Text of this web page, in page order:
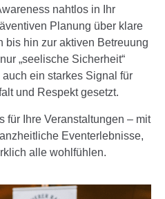
nahtlos in Ihr
Planung über klare
bis hin zur aktiven Betreuung
„seelische Sicherheit“
ein starkes Signal für
und Respekt gesetzt.
für Ihre Veranstaltungen – mit
Eventerlebnisse,
alle wohlfühlen.